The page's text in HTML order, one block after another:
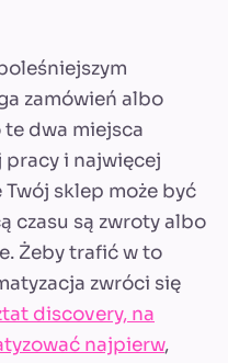
zamówień albo
dwa miejsca
pracy i najwięcej
sklep może być
czasu są zwroty albo
Żeby trafić w to
zwróci się
discovery, na
najpierw,